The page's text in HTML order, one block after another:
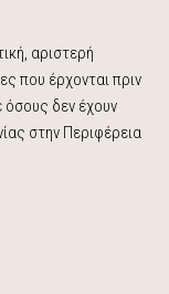
αριστερή
που έρχονται πριν
όσους δεν έχουν
στην Περιφέρεια